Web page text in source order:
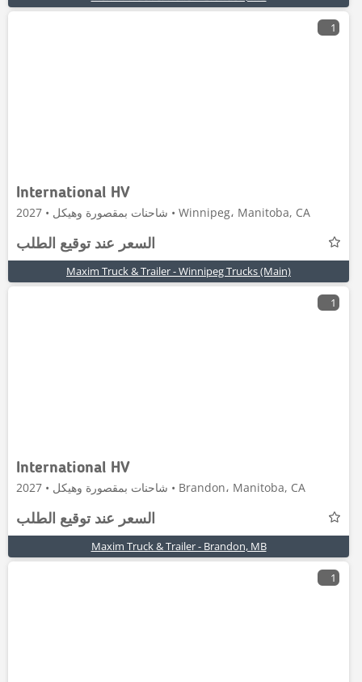
1
International HV
شاحنات بمقصورة وهيكل • 2027 • Winnipeg، Manitoba, CA
السعر عند توقيع الطلب
Maxim Truck & Trailer - Winnipeg Trucks (Main)
1
International HV
شاحنات بمقصورة وهيكل • 2027 • Brandon، Manitoba, CA
السعر عند توقيع الطلب
Maxim Truck & Trailer - Brandon, MB
1